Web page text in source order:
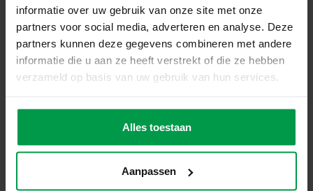
informatie over uw gebruik van onze site met onze
partners voor social media, adverteren en analyse. Deze
partners kunnen deze gegevens combineren met andere
informatie die u aan ze heeft verstrekt of die ze hebben
verzameld op basis van uw gebruik van hun services.
Alles toestaan
Aanpassen
Compact en ideaal voor onderweg of als creatief
cadeautje.
Kindvriendelijk en eenvoudig: druk, plak en klaar.
Magie met één druk
fantasie in elk knutselmoment. Kinderen hoeven geen
losse stickers te zoeken of te peuteren: één druk op de
knop en het kunstwerk krijgt meteen een bijzondere
kalenders of andere creaties, thuis of onderweg.
Gerelateerde producten
Vingerverf
Minimale